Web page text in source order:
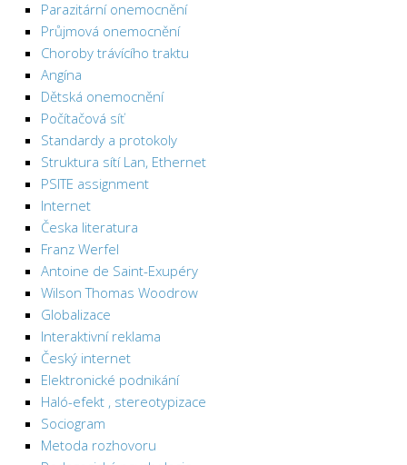
Parazitární onemocnění
Průjmová onemocnění
Choroby trávícího traktu
Angína
Dětská onemocnění
Počítačová síť
Standardy a protokoly
Struktura sítí Lan, Ethernet
PSITE assignment
Internet
Česka literatura
Franz Werfel
Antoine de Saint-Exupéry
Wilson Thomas Woodrow
Globalizace
Interaktivní reklama
Český internet
Elektronické podnikání
Haló-efekt , stereotypizace
Sociogram
Metoda rozhovoru